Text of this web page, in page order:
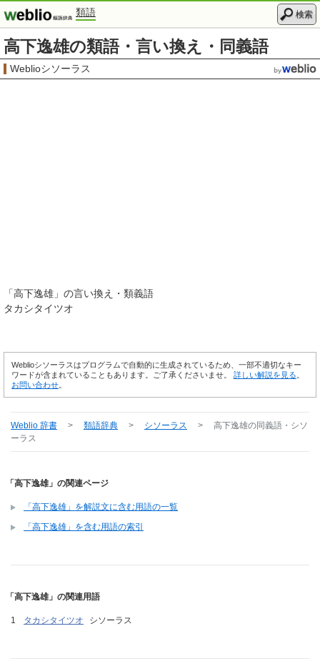
類語 検索
高下逸雄の類語・言い換え・同義語
Weblioシソーラス
「高下逸雄 」の言い換え・類義語
タカシタイツオ
Weblioシソーラスはプログラムで自動的に生成されているため、一部不適切なキー
ワードが含まれていることもあります。ご了承くださいませ。 詳しい解説を見る
お問い合わせ
Weblio 辞書 > 類語辞典 > シソーラス > 高下逸雄の同義語・シソ
ーラス
「高下逸雄」の関連ページ
「高下逸雄」を解説文に含む用語の一覧
「高下逸雄」を含む用語の索引
「高下逸雄」の関連用語
タカシタイツオ シソーラス